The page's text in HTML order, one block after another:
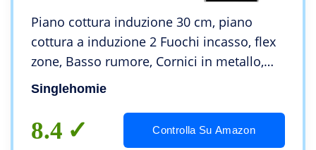
Piano cottura induzione 30 cm, piano
cottura a induzione 2 Fuochi incasso, flex
zone, Basso rumore, Cornici in metallo,
con Serrature per bambini, Timer,
Molteplici funzioni di sicurezza, 3500W
Singlehomie
8.4 Controlla Su Amazon